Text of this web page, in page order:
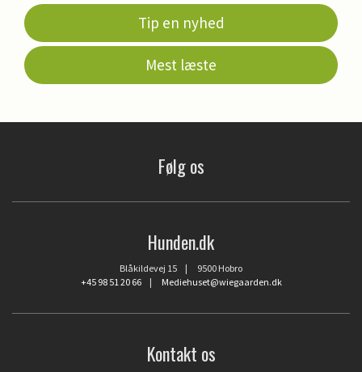
Tip en nyhed
Mest læste
Følg os
Hunden.dk
Blåkildevej 15 | 9500 Hobro
+45 98 51 20 66| Mediehuset@wiegaarden.dk
Kontakt os